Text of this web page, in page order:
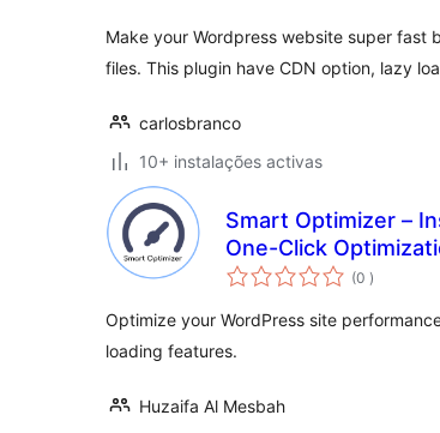
Make your Wordpress website super fast
files. This plugin have CDN option, lazy
carlosbranco
10+ instalações activas
Smart Optimizer –
One-Click
(0 )
Optimize your WordPress site
loading features.
Huzaifa Al Mesbah